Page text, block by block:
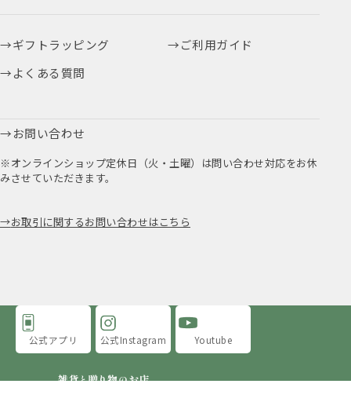
ギフトラッピング
ご利用ガイド
よくある質問
お問い合わせ
※オンラインショップ定休日（火・土曜）は問い合わせ対応をお休
みさせていただきます。
お取引に関するお問い合わせはこちら
公式アプリ 公式Instagram Youtube